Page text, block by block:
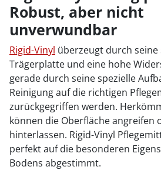
Robust, aber nicht
unverwundbar
Rigid-Vinyl überzeugt durch seine
Trägerplatte und eine hohe
gerade durch seine spezielle
Reinigung auf die richtigen
zurückgegriffen werden.
können die Oberfläche angreifen
hinterlassen. Rigid-Vinyl
perfekt auf die besonderen
Bodens abgestimmt.